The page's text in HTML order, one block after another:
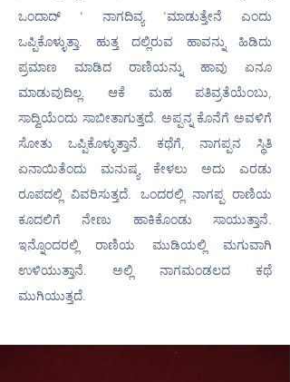
ಒಂದಾದ್ ' ನಾಗದಿವ್ಯ 'ಮಾಡುತ್ತೇನೆ ಎಂದು
ಒಪ್ಪಿಕೊಳ್ಳುತ್ತಾ. ಹುತ್ತ ದಲ್ಲಿರುವ ಹಾವನ್ನು ಹಿಡಿದು
ಪ್ರಮಾಣ ಮಾಡಿದ ರಾಣಿಯನ್ನು ಹಾವು ಏನೂ
ಮಾಡುವುದಿಲ್ಲ. ಆಕೆ ಮಹ ಪತಿವ್ರತೆಯೆಂಬು,
ಸಾದ್ವಿಯೆಂದು ಸಾಬೀತಾಗುತ್ತದೆ. ಅಪ್ಪನ್ನ ಕೊನೆಗೆ ಅವಳಿಗೆ
ಸೋತು ಒಪ್ಪಿಕೊಳ್ಳುತ್ತಾನೆ. ಕಥೆಗೆ, ನಾಗಪ್ಪನ ಸ್ಥಿತಿ
ಏನಾಯಿತೆಂದು ಮನುಷ್ಯ ಕೇಳಲು ಅದು ಎರಡು
ರೂಪದಲ್ಲಿ ವಿವರಿಸುತ್ತದೆ. ಒಂದರಲ್ಲಿ ನಾಗಪ್ಪ ರಾಣಿಯ
ಕೂದಲಿಗೆ ನೇಣು ಹಾಕಿಕೊಂಡು ಸಾಯುತ್ತಾನೆ.
ಇನ್ನೊಂದರಲ್ಲಿ ರಾಣಿಯ ಮುಡಿಯಲ್ಲಿ ಮಗುವಾಗಿ
ಉಳಿಯುತ್ತಾನೆ. ಅಲ್ಲಿ ನಾಗಮಂಡಲದ ಕಥೆ
ಮುಗಿಯುತ್ತದೆ.